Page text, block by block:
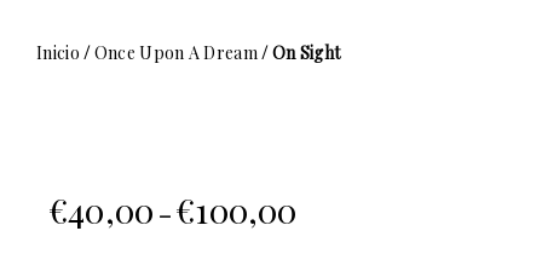
Inicio /Once Upon A Dream/ On Sight
€40,00 – €100,00